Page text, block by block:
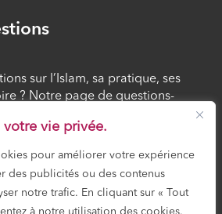
votre vie privée.
pour améliorer votre expérience
des publicités ou des contenus
notre trafic. En cliquant sur « Tout
à notre utilisation des cookies.
sur l’Islam, sa pratique, ses
? Notre page de questions-
des réponses claires et accessibles
curieux.